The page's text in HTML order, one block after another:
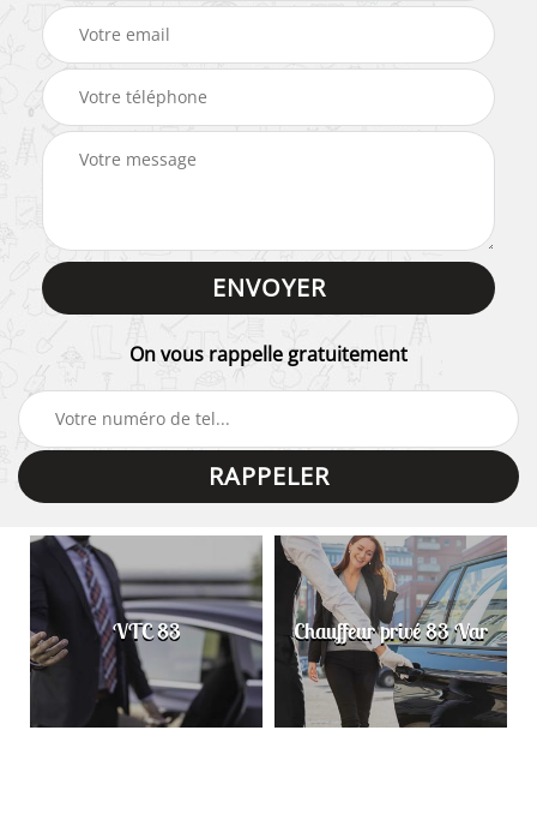
On vous rappelle gratuitement
VTC 83 Chauffeur privé 83 Var